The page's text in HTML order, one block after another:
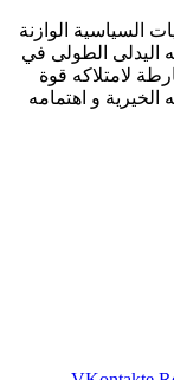
السياسية الوازنة
اليدلى الطولى في
لامتلاكه قوة
و اهتمامه